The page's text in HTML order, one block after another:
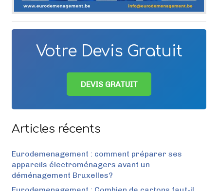
Votre Devis Gratuit
DEVIS GRATUIT
Articles récents
Eurodemenagement : comment préparer ses
appareils électroménagers avant un
déménagement Bruxelles?